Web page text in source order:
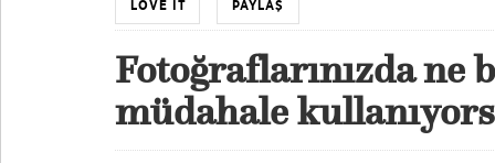
LOVE IT PAYLAŞ
Fotoğraflarınızda ne
müdahale